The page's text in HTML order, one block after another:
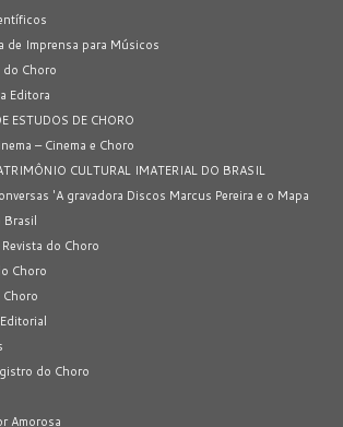
de Imprensa para Músicos
Choro
Editora
ESTUDOS DE CHORO
– Cinema e Choro
CULTURAL IMATERIAL DO BRASIL
'A gravadora Discos Marcus Pereira e o Mapa
Brasil
do Choro
Choro
do Choro
Amorosa